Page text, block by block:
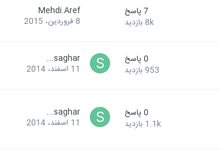
7 پاسخ
8k بازدید
Mehdi.Aref
8 فروردین، 2015
0 پاسخ
953 بازدید
saghar...
11 اسفند، 2014
0 پاسخ
1.1k بازدید
saghar...
11 اسفند، 2014